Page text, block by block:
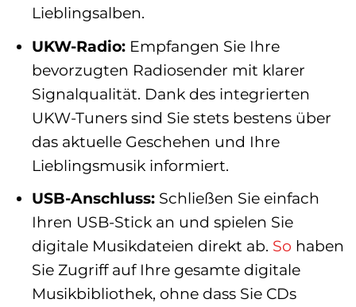
Lieblingsalben.
UKW-Radio:Empfangen Sie Ihre
bevorzugten Radiosender mit klarer
Signalqualität. Dank des integrierten
UKW-Tuners sind Sie stets bestens über
das aktuelle Geschehen und Ihre
Lieblingsmusik informiert.
USB-Anschluss:Schließen Sie einfach
Ihren USB-Stick an und spielen Sie
digitale Musikdateien direkt ab. So haben
Sie Zugriff auf Ihre gesamte digitale
Musikbibliothek, ohne dass Sie CDs